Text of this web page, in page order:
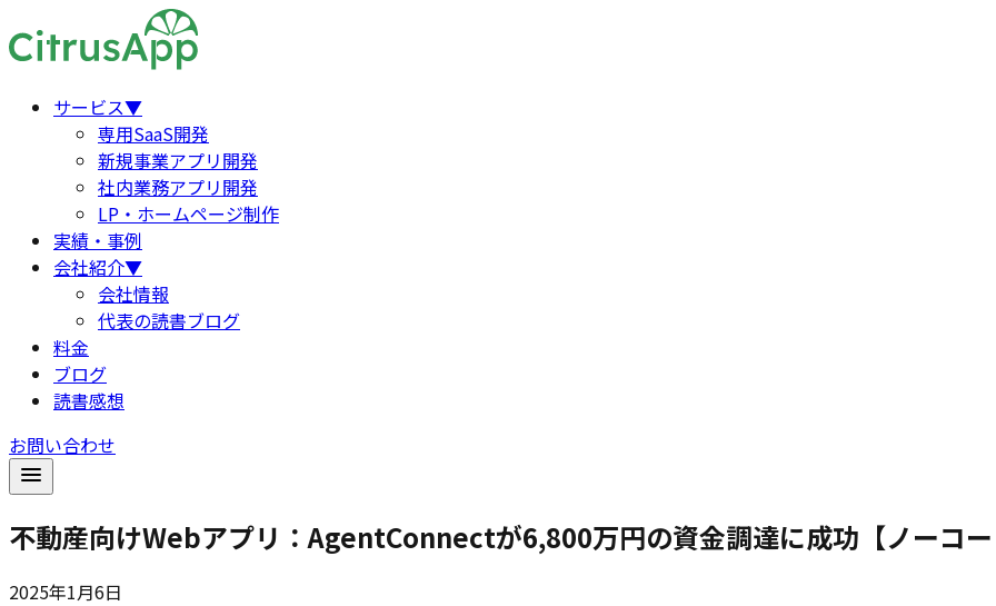
サービス▼
専用SaaS開発
新規事業アプリ開発
社内業務アプリ開発
LP・ホームページ制作
実績・事例
会社紹介▼
会社情報
代表の読書ブログ
料金
ブログ
読書感想
お問い合わせ
不動産向けWebアプリ：AgentConnectが6,800万円の資金調達に成功【ノーコー
2025年1月6日